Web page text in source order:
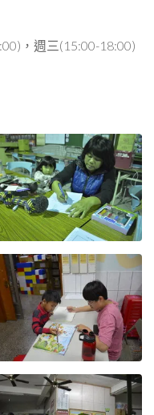
，週三(15:00-18:00)